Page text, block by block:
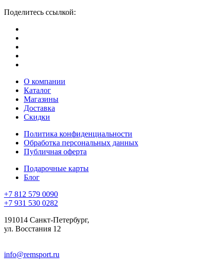
Поделитесь ссылкой:
О компании
Каталог
Магазины
Доставка
Скидки
Политика конфиденциальности
Обработка персональных данных
Публичная оферта
Подарочные карты
Блог
+7 812 579 0090
+7 931 530 0282
191014 Санкт-Петербург,
ул. Восстания 12
info@remsport.ru